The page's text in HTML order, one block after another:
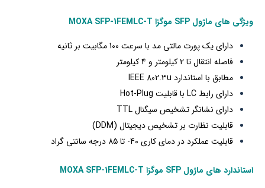
ویژگی های ماژول SFP موگزا MOXA SFP-1FEMLC-T
دارای یک پورت مالتی مد با سرعت 100 مگابیت بر ثانیه
فاصله انتقال تا 2 کیلومتر و 4 کیلومتر
مطابق با استاندارد IEEE 802.3u
دارای رابط LC با قابلیت Hot-Plug
دارای نشانگر تشخیص سیگنال TTL
قابلیت نظارت بر تشخیص دیجیتال (DDM)
قابلیت عملکرد در دمای کاری 40- تا 85 درجه سانتی گراد
استاندارد های ماژول SFP موگزا MOXA SFP-1FEMLC-T